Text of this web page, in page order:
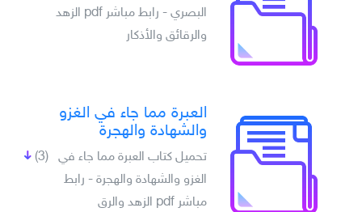
البصري - رابط مباشر pdf الزهد
والرقائق والأذكار
العبرة مما جاء في الغزو
والشهادة والهجرة
(3)
تحميل كتاب العبرة مما جاء في
الغزو والشهادة والهجرة - رابط
مباشر pdf الزهد والرق